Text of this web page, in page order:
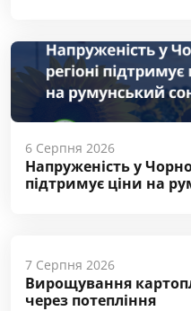
6 Серпня 2026
Напруженість у
підтримує ціни на
7 Серпня 2026
Вирощування
через потепління